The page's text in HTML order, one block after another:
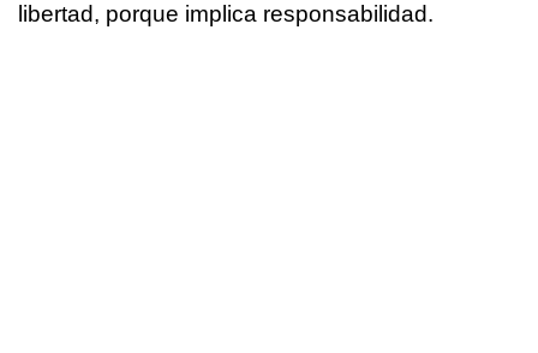
libertad, porque implica responsabilidad.